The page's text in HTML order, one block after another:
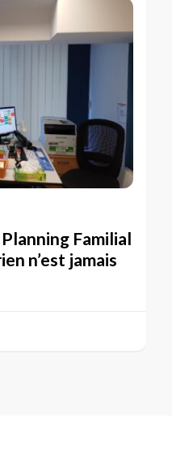
Familial
n’est jamais